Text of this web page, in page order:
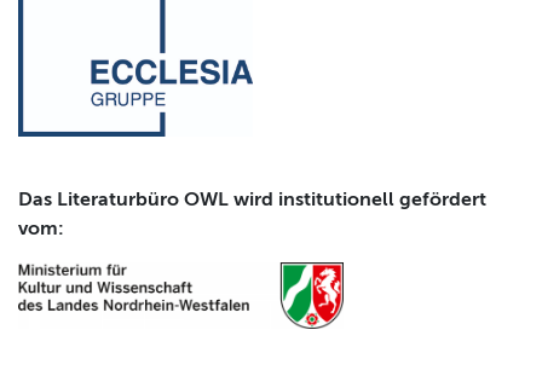
Das Literaturbüro OWL wird institutionell gefördert
vom: